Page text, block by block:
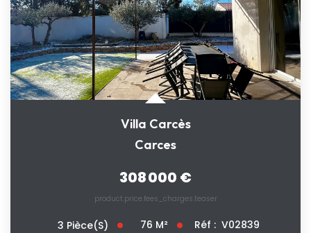
Villa Carcès
Carces
308 000 €
product.price.fees_charges.teaser
3 Pièce(s) 76 M² Réf : V02839